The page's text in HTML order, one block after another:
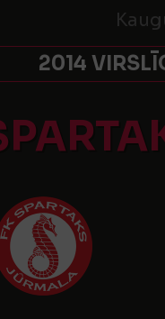
2014